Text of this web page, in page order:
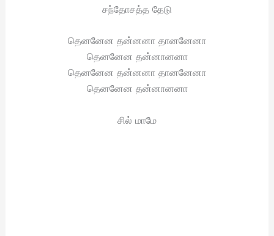
சந்தோசத்த தேடு
தெனனேன தன்னனா தானனேனா
தெனனேன தன்னானனா
தெனனேன தன்னனா தானனேனா
தெனனேன தன்னானனா
சில் மாமே